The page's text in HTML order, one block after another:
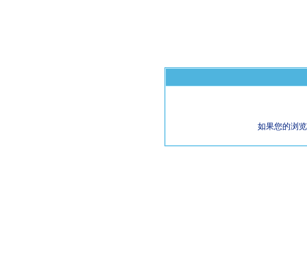
如果您的浏